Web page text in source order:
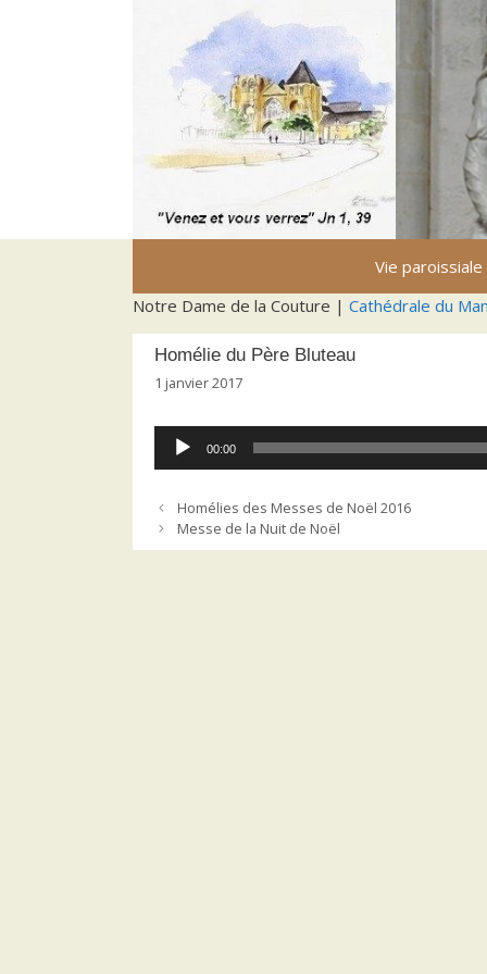
Vie paroissiale
Notre Dame de la Couture | Cathédrale du
Homélie du Père Bluteau
1 janvier 2017
Lecteur
audio
00:00
Homélies des Messes de Noël 2016
Messe de la Nuit de Noël